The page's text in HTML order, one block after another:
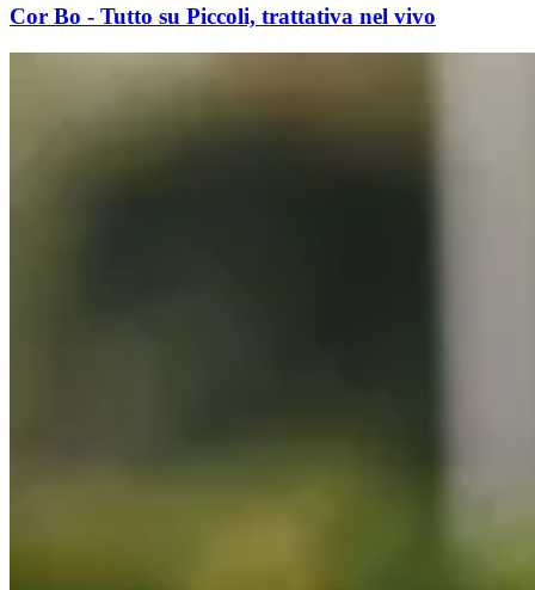
Cor Bo - Tutto su Piccoli, trattativa nel vivo